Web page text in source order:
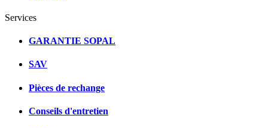
Services
GARANTIE SOPAL
SAV
Pièces de rechange
Conseils d'entretien